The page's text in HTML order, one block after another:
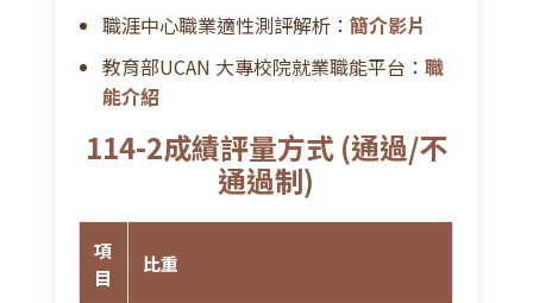
2.透過實務演練，提升問題分析與解
決能力，優化跨部門協作。
第6週 - 3/30｜行銷力-數位行銷
策略、品牌經營與職場加分秘笈
🎤講師：LINE Taiwan台灣連線-郭昌恩行銷經
職涯中心職業適性測評解析：簡介影片
教育部UCAN 大專校院就業職能平台：職
能介紹
114-2成績評量方式 (通過/不
通過制)
項
目
比重